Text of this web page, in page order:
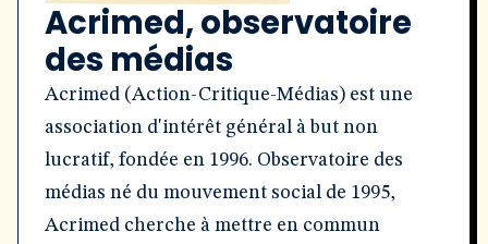
Acrimed, observatoire
des médias
Acrimed (Action-Critique-Médias) est une
association d'intérêt général à but non
lucratif, fondée en 1996. Observatoire des
médias né du mouvement social de 1995,
Acrimed cherche à mettre en commun